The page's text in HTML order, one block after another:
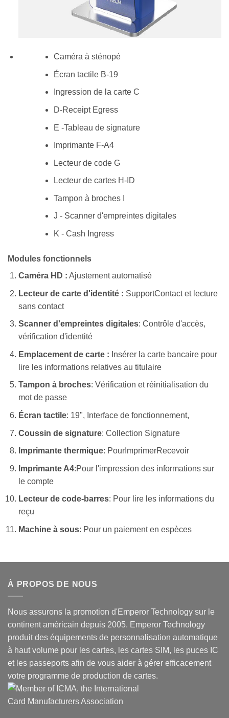
Caméra à sténopé
Écran tactile B-19
Ingression de la carte C
D-Receipt Egress
E -Tableau de signature
Imprimante F-A4
Lecteur de code G
Lecteur de cartes H-ID
Tampon à broches I
J - Scanner d'empreintes digitales
K - Cash Ingress
Modules fonctionnels
Caméra HD : Ajustement automatisé
Lecteur de carte d'identité : SupportContact et lecture
sans contact
Scanner d'empreintes digitales: Contrôle d'accès,
vérification d'identité
Emplacement de carte : Insérer la carte bancaire pour
lire les informations relatives au titulaire
Tampon à broches: Vérification et réinitialisation du
mot de passe
Écran tactile: 19", Interface de fonctionnement,
Coussin de signature: Collection Signature
Imprimante thermique: PourImprimerRecevoir
Imprimante A4:Pour l'impression des informations sur
le compte
Lecteur de code-barres: Pour lire les informations du
reçu
Machine à sous: Pour un paiement en espèces
À PROPOS DE NOUS
Nous assurons la promotion d'Emperor Technology sur le
continent américain depuis 2005. Emperor Technology
produit des équipements de personnalisation automatique
à haut volume pour les cartes, les cartes SIM, les puces IC
et les passeports afin de vous aider à gérer efficacement
votre programme de production de cartes.